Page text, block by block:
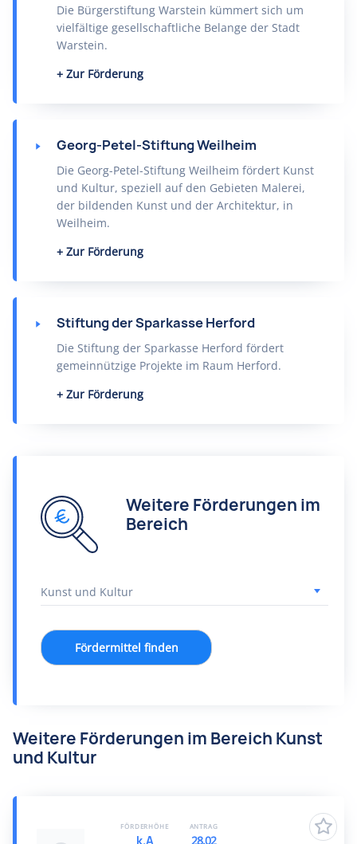
Die Bürgerstiftung Warstein kümmert sich um
vielfältige gesellschaftliche Belange der Stadt
Warstein.
Zur Förderung
Georg-Petel-Stiftung Weilheim
Die Georg-Petel-Stiftung Weilheim fördert Kunst
und Kultur, speziell auf den Gebieten Malerei,
der bildenden Kunst und der Architektur, in
Weilheim.
Zur Förderung
Stiftung der Sparkasse Herford
Die Stiftung der Sparkasse Herford fördert
gemeinnützige Projekte im Raum Herford.
Zur Förderung
Weitere Förderungen im
Bereich
Fördermittel finden
Weitere Förderungen im Bereich Kunst
und Kultur
FÖRDERHÖHE
k.A
ANTRAG
28.02